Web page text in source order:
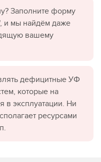
Заполните форму
и мы найдём даже
вашему
дефицитные УФ
которые на
в эксплуатации. Ни
ресурсами